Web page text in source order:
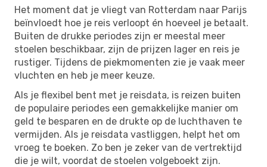
Het moment dat je vliegt van Rotterdam naar Parijs
beïnvloedt hoe je reis verloopt én hoeveel je betaalt.
Buiten de drukke periodes zijn er meestal meer
stoelen beschikbaar, zijn de prijzen lager en reis je
rustiger. Tijdens de piekmomenten zie je vaak meer
vluchten en heb je meer keuze.
Als je flexibel bent met je reisdata, is reizen buiten
de populaire periodes een gemakkelijke manier om
geld te besparen en de drukte op de luchthaven te
vermijden. Als je reisdata vastliggen, helpt het om
vroeg te boeken. Zo ben je zeker van de vertrektijd
die je wilt, voordat de stoelen volgeboekt zijn.